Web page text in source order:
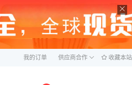
ဆ
我的订单 供应商合作 收藏本站